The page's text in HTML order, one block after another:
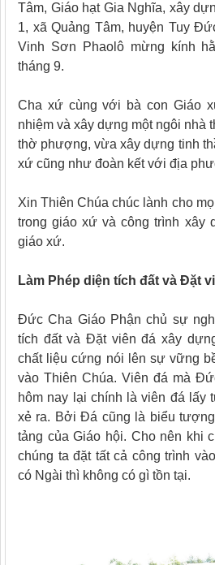
Tâm, Giáo hạt Gia Nghĩa, xây
1, xã Quảng Tâm, huyện Tuy
Vinh Sơn Phaolô mừng kính
tháng 9.
Cha xứ cùng với bà con Giáo
nhiệm và xây dựng một ngôi nhà
thờ phượng, vừa xây dựng tinh
xứ cũng như đoàn kết với địa
Xin Thiên Chúa chúc lành cho
trong giáo xứ và công trình xây
giáo xứ.
Làm Phép diện tích đất và Đặt
Đức Cha Giáo Phận chủ sự
tích đất và Đặt viên đá xây
chất liệu cứng nói lên sự vững
vào Thiên Chúa. Viên đá mà
hôm nay lại chính là viên đá lấy
xẻ ra. Bởi Đá cũng là biểu
tảng của Giáo hội. Cho nên khi
chúng ta đặt tất cả công trình
có Ngài thì không có gì tồn tại.